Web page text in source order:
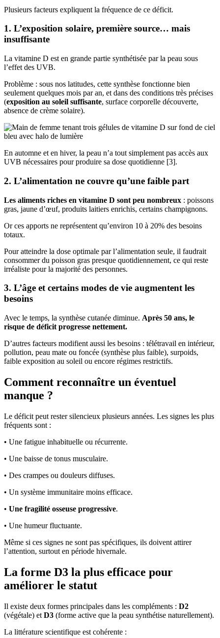
Plusieurs facteurs expliquent la fréquence de ce déficit.
1. L’exposition solaire, première source… mais
insuffisante
La vitamine D est en grande partie synthétisée par la peau sous
l’effet des UVB.
Problème : sous nos latitudes, cette synthèse fonctionne bien
seulement quelques mois par an, et dans des conditions très précises
(exposition au soleil suffisante, surface corporelle découverte,
absence de crème solaire).
En automne et en hiver, la peau n’a tout simplement pas accès aux
UVB nécessaires pour produire sa dose quotidienne [3].
2. L’alimentation ne couvre qu’une faible part
Les aliments riches en vitamine D sont peu nombreux : poissons
gras, jaune d’œuf, produits laitiers enrichis, certains champignons.
Or ces apports ne représentent qu’environ 10 à 20% des besoins
totaux.
Pour atteindre la dose optimale par l’alimentation seule, il faudrait
consommer du poisson gras presque quotidiennement, ce qui reste
irréaliste pour la majorité des personnes.
3. L’âge et certains modes de vie augmentent les
besoins
Avec le temps, la synthèse cutanée diminue. Après 50 ans, le
risque de déficit progresse nettement.
D’autres facteurs modifient aussi les besoins : télétravail en intérieur,
pollution, peau mate ou foncée (synthèse plus faible), surpoids,
faible exposition au soleil ou encore régimes restrictifs.
Comment reconnaître un éventuel
manque ?
Le déficit peut rester silencieux plusieurs années. Les signes les plus
fréquents sont :
• Une fatigue inhabituelle ou récurrente.
• Une baisse de tonus musculaire.
• Des crampes ou douleurs diffuses.
• Un système immunitaire moins efficace.
• Une fragilité osseuse progressive.
• Une humeur fluctuante.
Même si ces signes ne sont pas spécifiques, ils doivent attirer
l’attention, surtout en période hivernale.
La forme D3 la plus efficace pour
améliorer le statut
Il existe deux formes principales dans les compléments : D2
(végétale) et D3 (forme active que la peau synthétise naturellement).
La littérature scientifique est cohérente :